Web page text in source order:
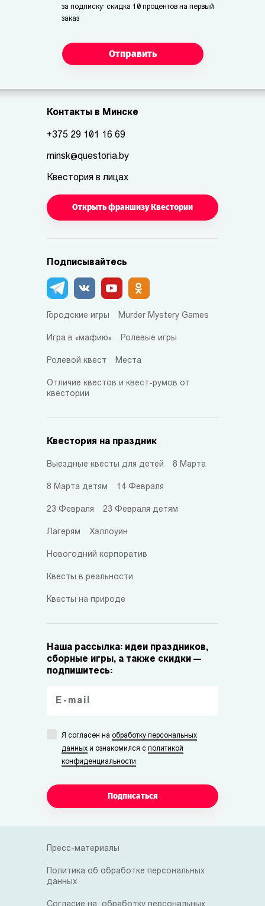
за подписку: скидка 10 процентов на первый
заказ
Отправить
Контакты в Минске
+375 29 101 16 69
minsk@questoria.by
Квестория в лицах
Открыть франшизу Квестории
Подписывайтесь
Городские игры Murder Mystery Games
Игра в «мафию» Ролевые игры
Ролевой квест Места
Отличие квестов и квест-румов от
квестории
Квестория на праздник
Выездные квесты для детей 8 Марта
8 Марта детям 14 Февраля
23 Февраля 23 Февраля детям
Лагерям Хэллоуин
Новогодний корпоратив
Квесты в реальности
Квесты на природе
Наша рассылка: идеи праздников,
сборные игры, а также скидки —
подпишитесь:
Я согласен на обработку персональных
данных и ознакомился с политикой
конфиденциальности
Подписаться
Пресс-материалы
Политика об обработке персональных
данных